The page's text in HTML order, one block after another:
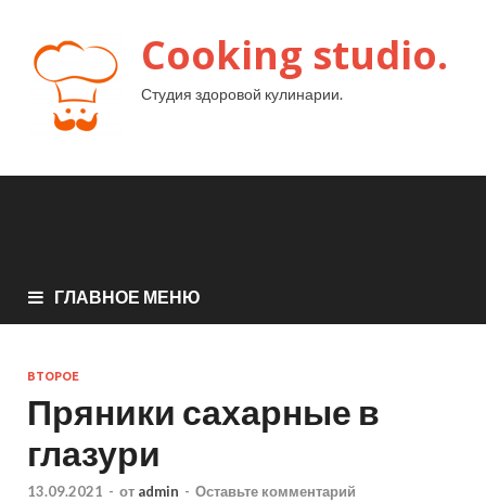
Cooking studio.
Студия здоровой кулинарии.
ГЛАВНОЕ МЕНЮ
ВТОРОЕ
Пряники сахарные в
глазури
13.09.2021 - от admin - Оставьте комментарий